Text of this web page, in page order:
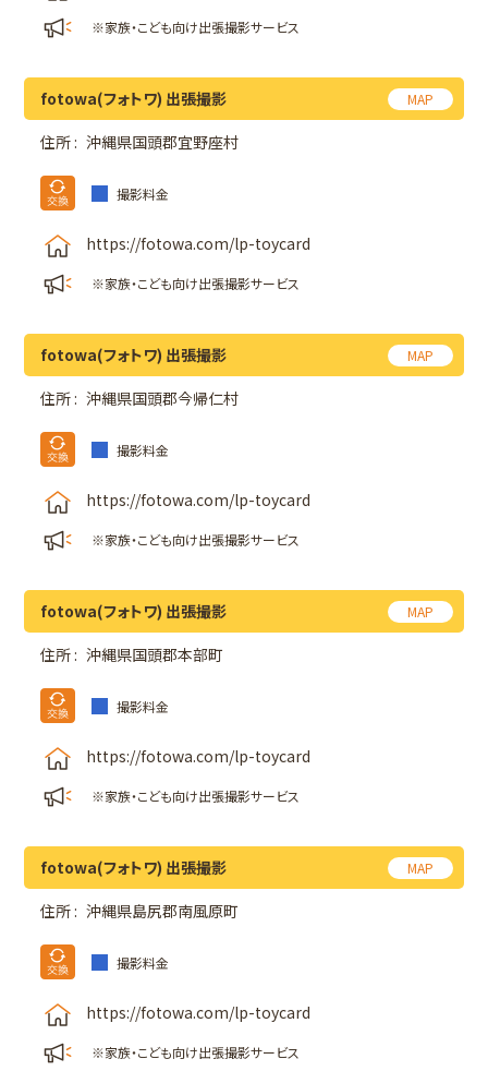
※家族・こども向け出張撮影サービス
fotowa(フォトワ) 出張撮影 MAP
住所 : 沖縄県国頭郡宜野座村
撮影料金
https://fotowa.com/lp-toycard
※家族・こども向け出張撮影サービス
fotowa(フォトワ) 出張撮影 MAP
住所 : 沖縄県国頭郡今帰仁村
撮影料金
https://fotowa.com/lp-toycard
※家族・こども向け出張撮影サービス
fotowa(フォトワ) 出張撮影 MAP
住所 : 沖縄県国頭郡本部町
撮影料金
https://fotowa.com/lp-toycard
※家族・こども向け出張撮影サービス
fotowa(フォトワ) 出張撮影 MAP
住所 : 沖縄県島尻郡南風原町
撮影料金
https://fotowa.com/lp-toycard
※家族・こども向け出張撮影サービス